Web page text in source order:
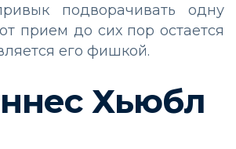
подворачивать одну
прием до сих пор остается
его фишкой.
Хьюбл